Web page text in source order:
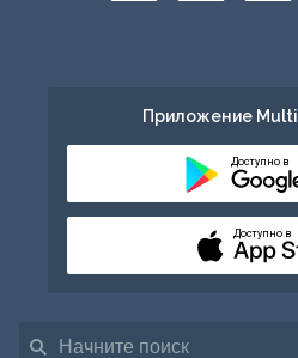
Приложение
Доступно в
Доступно в